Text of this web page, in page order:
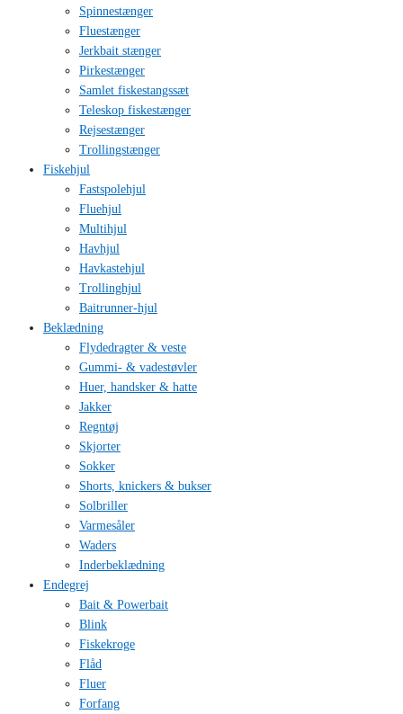
Spinnestænger
Fluestænger
Jerkbait stænger
Pirkestænger
Samlet fiskestangssæt
Teleskop fiskestænger
Rejsestænger
Trollingstænger
Fiskehjul
Fastspolehjul
Fluehjul
Multihjul
Havhjul
Havkastehjul
Trollinghjul
Baitrunner-hjul
Beklædning
Flydedragter & veste
Gummi- & vadestøvler
Huer, handsker & hatte
Jakker
Regntøj
Skjorter
Sokker
Shorts, knickers & bukser
Solbriller
Varmesåler
Waders
Inderbeklædning
Endegrej
Bait & Powerbait
Blink
Fiskekroge
Flåd
Fluer
Forfang